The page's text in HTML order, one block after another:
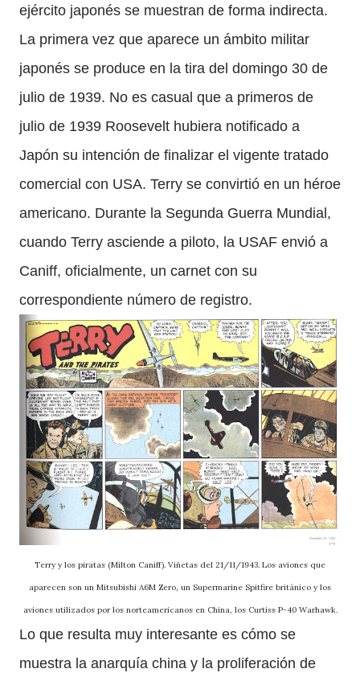
ejército japonés se muestran de forma indirecta.
La primera vez que aparece un ámbito militar
japonés se produce en la tira del domingo 30 de
julio de 1939. No es casual que a primeros de
julio de 1939 Roosevelt hubiera notificado a
Japón su intención de finalizar el vigente tratado
comercial con USA. Terry se convirtió en un héroe
americano. Durante la Segunda Guerra Mundial,
cuando Terry asciende a piloto, la USAF envió a
Caniff, oficialmente, un carnet con su
correspondiente número de registro.
Terry y los piratas (Milton Caniff). Viñetas del 21/11/1943. Los aviones que
aparecen son un Mitsubishi A6M Zero, un Supermarine Spitfire británico y los
aviones utilizados por los norteamericanos en China, los Curtiss P-40 Warhawk.
Lo que resulta muy interesante es cómo se
muestra la anarquía china y la proliferación de